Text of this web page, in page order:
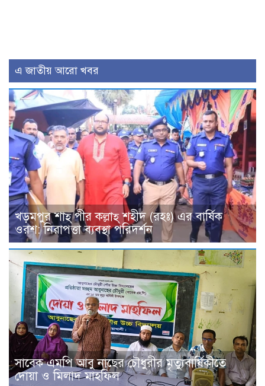
এ জাতীয় আরো খবর
খড়মপুর শাহ্ পীর কল্লাহ্ শহীদ (রহঃ) এর বার্ষিক
ওরশ: নিরাপত্তা ব্যবস্থা পরিদর্শন
সাবেক এমপি আবু নাছের চৌধুরীর মৃত্যুবার্ষিকীতে
দোয়া ও মিলাদ মাহফিল